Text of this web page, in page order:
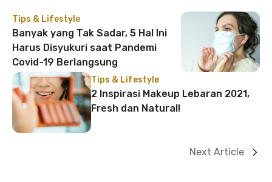
Tips & Lifestyle
Banyak yang Tak Sadar, 5 Hal Ini
Harus Disyukuri saat Pandemi
Covid-19 Berlangsung
Tips & Lifestyle
2 Inspirasi Makeup Lebaran 2021,
Fresh dan Natural!
Next Article